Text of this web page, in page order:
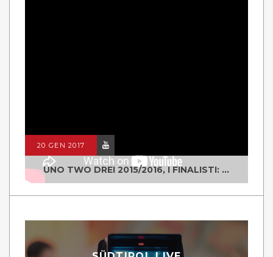
20 GEN 2017
UNO TWO DREI 2015/2016, I FINALISTI: CLASSE IV ALS ISTITUTO "DEGASPERI" BORGO VALSUGANA